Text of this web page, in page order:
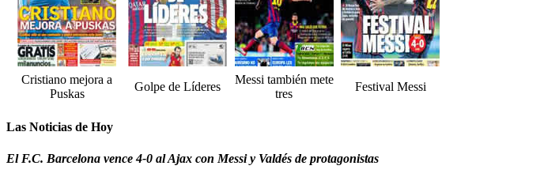
Cristiano mejora a
Puskas
Golpe de Líderes
Messi también mete
tres
Festival Messi
Las Noticias de Hoy
El F.C. Barcelona vence 4-0 al Ajax con Messi y Valdés de protagonistas